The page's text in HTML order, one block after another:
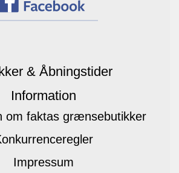
& Åbningstider
Information
om faktas grænsebutikker
Impressum